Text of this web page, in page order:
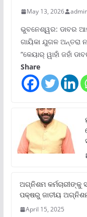
May 13, 2026
ଭୁବନେଶ୍ୱର: ଡାବର
ଗାୟିକା ଯୁଗଳ ଅନ୍ତରା
“କେୟାର୍ ୱାହାଁ ଜହାଁ
Share
ଅଗ୍ନିଶମ କର୍ମଚାରୀଙ୍କୁ
ପକ୍ଷରୁ ଜାତୀୟ ଅଗ୍ନିଶମ
April 15, 2025